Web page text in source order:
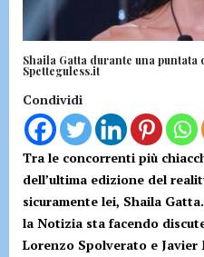
Shaila Gatta durante una
Spetteguless.it
Condividi
Tra le concorrenti più
dell’ultima edizione del
sicuramente lei, Shaila
la Notizia sta facendo
Lorenzo Spolverato e